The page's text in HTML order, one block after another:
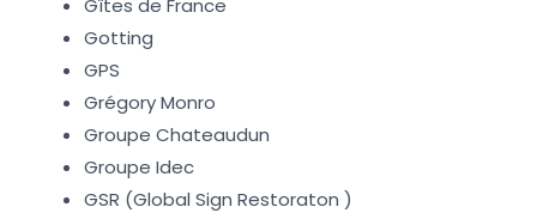
Gîtes de France
Gotting
GPS
Grégory Monro
Groupe Chateaudun
Groupe Idec
GSR (Global Sign Restoraton )